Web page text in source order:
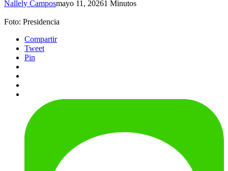
Nallely Camposmayo 11, 20261 Minutos
Foto: Presidencia
Compartir
Tweet
Pin